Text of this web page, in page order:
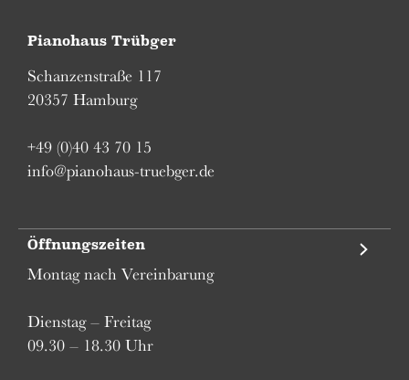
Pianohaus Trübger
Schanzenstraße 117
20357 Hamburg
+49 (0)40 43 70 15
info@pianohaus-truebger.de
Öffnungszeiten
Montag nach Vereinbarung
Dienstag – Freitag
09.30 – 18.30 Uhr